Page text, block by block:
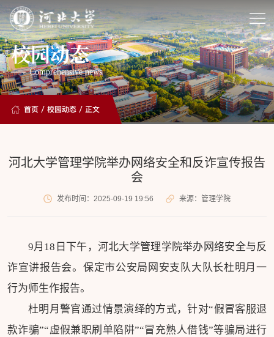
校园动态
Comprehensive news
首页 /校园动态 / 正文
河北大学管理学院举办网络安全和反诈宣传报告
会
发布时间：2025-09-19 19:56 来源：管理学院
9月18日下午，河北大学管理学院举办网络安全与反
诈宣讲报告会。保定市公安局网安支队大队长杜明月一
行为师生作报告。
杜明月警官通过情景演绎的方式，针对“假冒客服退
款诈骗”“虚假兼职刷单陷阱”“冒充熟人借钱”等骗局进行